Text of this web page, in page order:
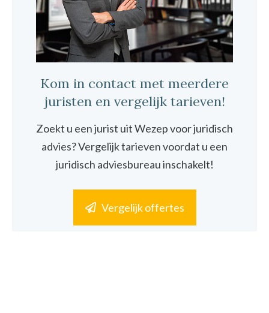
Kom in contact met meerdere
juristen en vergelijk tarieven!
Zoekt u een jurist uit Wezep voor juridisch
advies? Vergelijk tarieven voordat u een
juridisch adviesbureau inschakelt!
Vergelijk offertes